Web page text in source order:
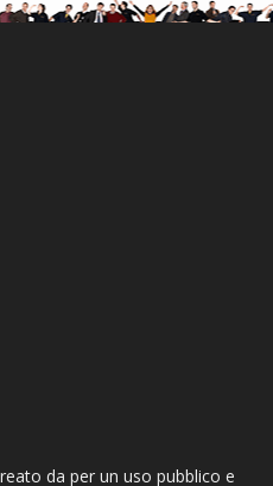
da per un uso pubblico e